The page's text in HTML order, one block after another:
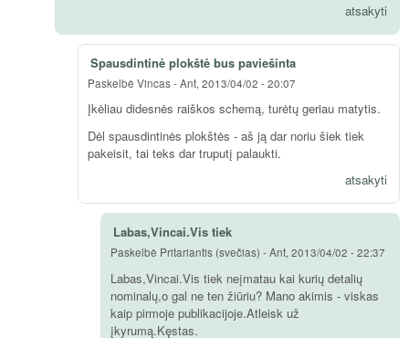
atsakyti
Spausdintinė plokštė bus paviešinta
Paskelbė Vincas-Ant, 2013/04/02 - 20:07
Įkėliau didesnės raiškos schemą, turėtų geriau matytis.
Dėl spausdintinės plokštės - aš ją dar noriu šiek tiek
pakeisit, tai teks dar truputį palaukti.
atsakyti
Labas,Vincai.Vis tiek
Paskelbė Pritariantis (svečias) -Ant, 2013/04/02 - 22:37
Labas,Vincai.Vis tiek neįmatau kai kurių detalių
nominalų,o gal ne ten žiūriu? Mano akimis - viskas
kaip pirmoje publikacijoje.Atleisk už
įkyrumą.Kęstas.